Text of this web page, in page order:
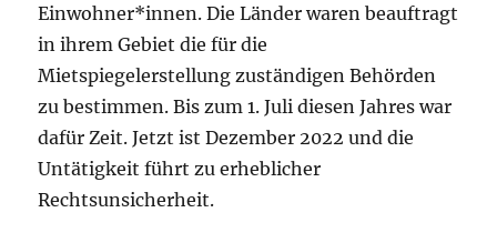
Einwohner*innen. Die Länder waren beauftragt
in ihrem Gebiet die für die
Mietspiegelerstellung zuständigen Behörden
zu bestimmen. Bis zum 1. Juli diesen Jahres war
dafür Zeit. Jetzt ist Dezember 2022 und die
Untätigkeit führt zu erheblicher
Rechtsunsicherheit.